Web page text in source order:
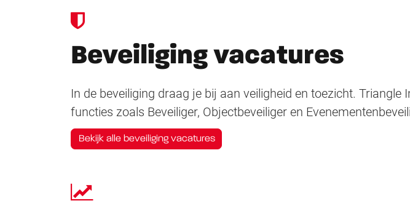
Beveiliging vacatures
In de beveiliging draag je bij aan veiligheid en toezicht. Triangle
functies zoals Beveiliger, Objectbeveiliger en
Bekijk alle beveiliging vacatures